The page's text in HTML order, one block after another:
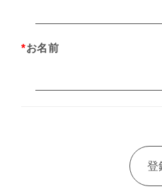
*お名前